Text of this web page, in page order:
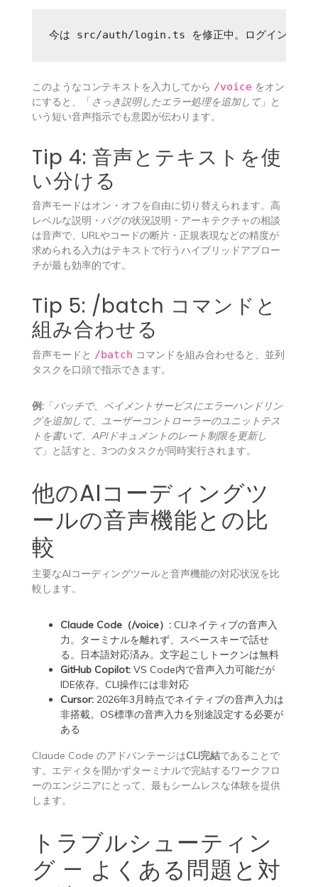
今は src/auth/login.ts を修正中。ログイン失敗時
このようなコンテキストを入力してから /voiceをオン
にすると、「さっき説明したエラー処理を追加して」と
いう短い音声指示でも意図が伝わります。
Tip 4: 音声とテキストを使
い分ける
音声モードはオン・オフを自由に切り替えられます。高
レベルな説明・バグの状況説明・アーキテクチャの相談
は音声で、URLやコードの断片・正規表現などの精度が
求められる入力はテキストで行うハイブリッドアプロー
チが最も効率的です。
Tip 5: /batch コマンドと
組み合わせる
音声モードと /batch コマンドを組み合わせると、並列
タスクを口頭で指示できます。
例:「バッチで、ペイメントサービスにエラーハンドリン
グを追加して、ユーザーコントローラーのユニットテス
トを書いて、APIドキュメントのレート制限を更新し
て」と話すと、3つのタスクが同時実行されます。
他のAIコーディングツ
ールの音声機能との比
較
主要なAIコーディングツールと音声機能の対応状況を比
較します。
Claude Code（/voice）:CLIネイティブの音声入
力。ターミナルを離れず、スペースキーで話せ
る。日本語対応済み。文字起こしトークンは無料
GitHub Copilot:VS Code内で音声入力可能だが
IDE依存。CLI操作には非対応
Cursor:2026年3月時点でネイティブの音声入力は
非搭載。OS標準の音声入力を別途設定する必要が
ある
Claude Code のアドバンテージはCLI完結であることで
す。エディタを開かずターミナルで完結するワークフロ
ーのエンジニアにとって、最もシームレスな体験を提供
します。
トラブルシューティン
グ — よくある問題と対